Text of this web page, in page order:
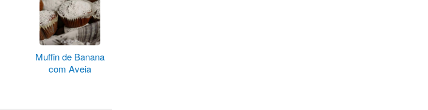
Muffin de Banana
com Aveia